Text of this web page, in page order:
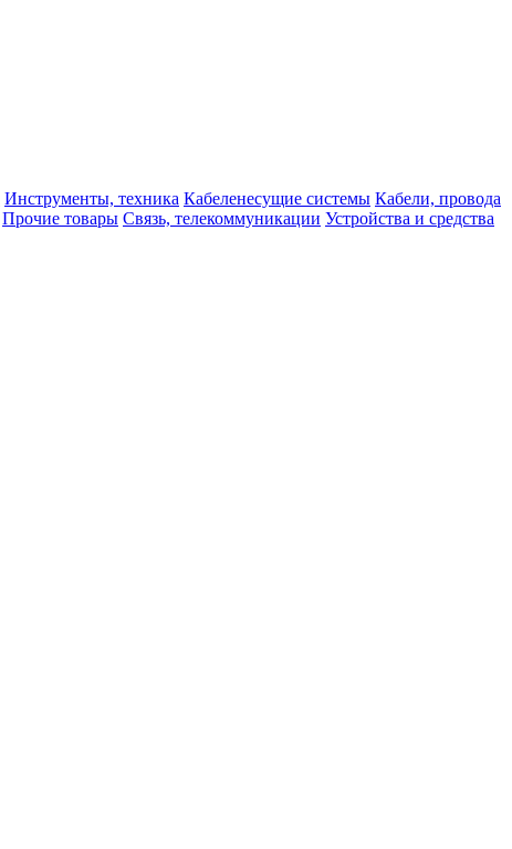
Инструменты, техника Кабеленесущие системы Кабели, провода
Прочие товары Связь, телекоммуникации Устройства и средства